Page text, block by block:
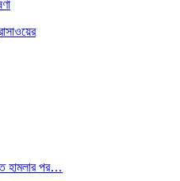
হামলার পর…